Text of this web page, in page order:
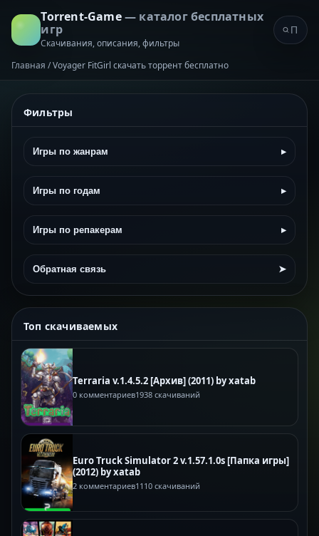
Torrent-Game— каталог бесплатных
игр
Скачивания, описания, фильтры
Главная /Voyager FitGirl скачать торрент бесплатно
Фильтры
Игры по жанрам ▸
Игры по годам ▸
Игры по репакерам ▸
Обратная связь ➤
Топ скачиваемых
Terraria v.1.4.5.2 [Архив] (2011) by xatab
0 комментариев1938 скачиваний
Euro Truck Simulator 2 v.1.57.1.0s [Папка игры]
(2012) by xatab
2 комментариев1110 скачиваний